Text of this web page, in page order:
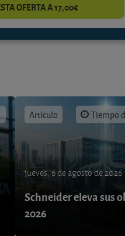
OFERTA A 17,00€
Artículo Tiempo
jueves, 6 de agosto de 2026
Schneider eleva sus
2026